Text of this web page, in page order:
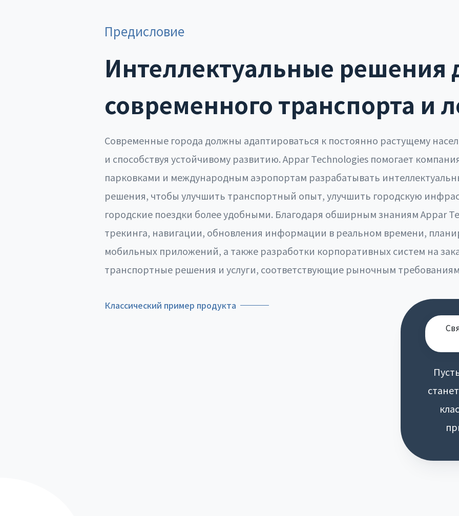
Предисловие
Интеллектуальные решения
современного транспорта и
Современные города должны адаптироваться к постоянно растущему
и способствуя устойчивому развитию. Appar Technologies помогает
парковками и международным аэропортам разрабатывать
решения, чтобы улучшить транспортный опыт, улучшить городскую
городские поездки более удобными. Благодаря обширным знаниям Appar
трекинга, навигации, обновления информации в реальном времени,
мобильных приложений, а также разработки корпоративных систем на
транспортные решения и услуги, соответствующие рыночным
Классический пример продукта